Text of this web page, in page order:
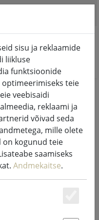
JA LATERNAD
sisu ja reklaamide
liikluse
funktsioonide
optimeerimiseks teie
veebisaidi
reklaami ja
võivad seda
mille olete
on kogunud teie
saamiseks
Andmekaitse.